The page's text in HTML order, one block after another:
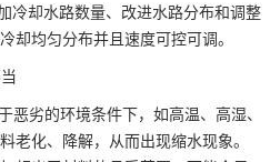
冷却水路数量、改进水路分布和调整
却均匀分布并且速度可控可调。
恶劣的环境条件下，如高温、高湿、
老化、降解，从而出现缩水现象。